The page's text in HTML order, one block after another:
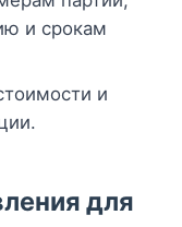
и срокам
и
для